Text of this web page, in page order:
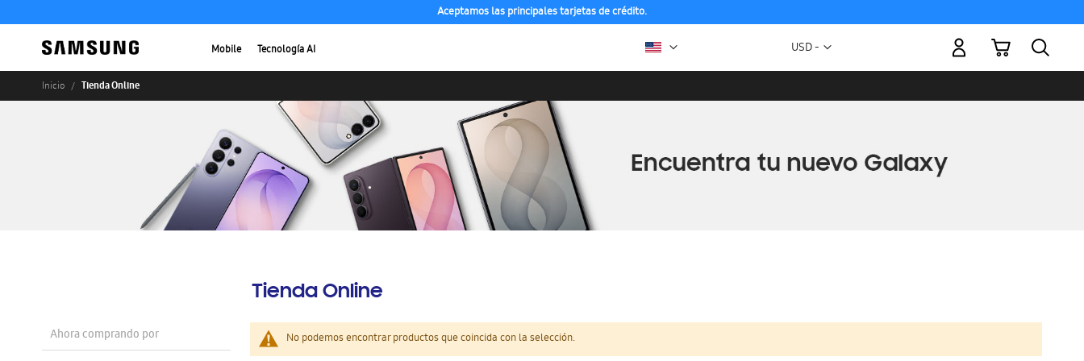
Aceptamos las principales tarjetas de crédito.
Mobile Tecnología AI Moneda
USD -
Mi carrito
Inicio Tienda Online
Tienda Online
No podemos encontrar productos que coincida con la selección.
Ahora comprando por